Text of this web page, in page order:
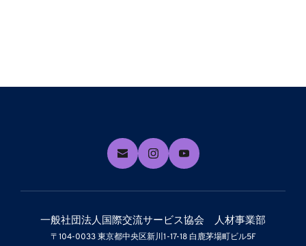
一般社団法人国際交流サービス協会　人材事業部
〒104-0033 東京都中央区新川1-17-18 白鹿茅場町ビル5F